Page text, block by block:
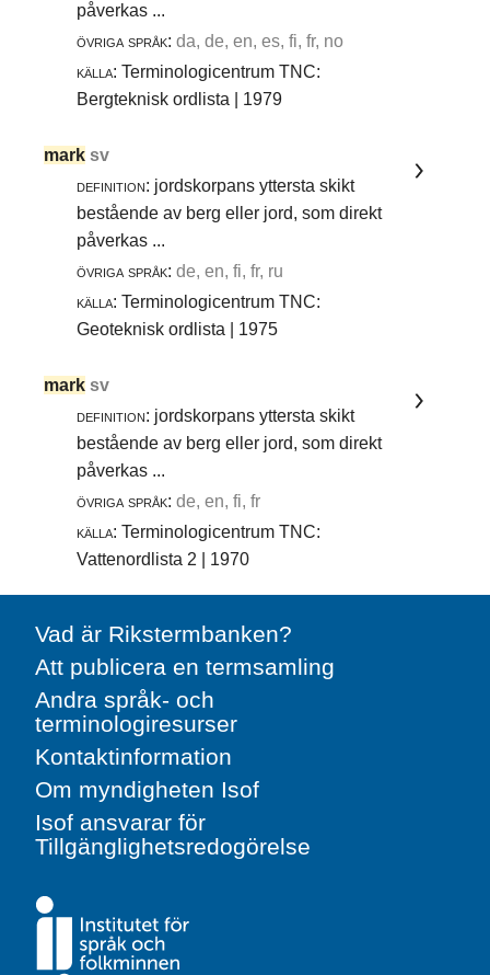
påverkas ...
övriga språk: da, de, en, es, fi, fr, no
källa: Terminologicentrum TNC:
Bergteknisk ordlista | 1979
mark sv
definition: jordskorpans yttersta skikt
bestående av berg eller jord, som direkt
påverkas ...
övriga språk: de, en, fi, fr, ru
källa: Terminologicentrum TNC:
Geoteknisk ordlista | 1975
mark sv
definition: jordskorpans yttersta skikt
bestående av berg eller jord, som direkt
påverkas ...
övriga språk: de, en, fi, fr
källa: Terminologicentrum TNC:
Vattenordlista 2 | 1970
Vad är Rikstermbanken?
Att publicera en termsamling
Andra språk- och
terminologiresurser
Kontaktinformation
Om myndigheten Isof
Isof ansvarar för
Tillgänglighetsredogörelse